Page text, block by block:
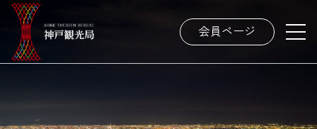
会員ページ